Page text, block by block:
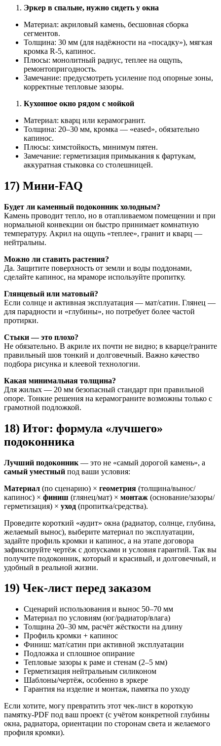
Эркер в спальне, нужно сидеть у окна
Материал: акриловый камень, бесшовная сборка
сегментов.
Толщина: 30 мм (для надёжности на «посадку»), мягкая
кромка R-5, капинос.
Плюсы: монолитный радиус, теплее на ощупь,
ремонтопригодность.
Замечание: предусмотреть усиление под опорные зоны,
корректные тепловые зазоры.
Кухонное окно рядом с мойкой
Материал: кварц или керамогранит.
Толщина: 20–30 мм, кромка — «eased», обязательно
капинос.
Плюсы: химстойкость, минимум пятен.
Замечание: герметизация примыкания к фартукам,
аккуратная стыковка со столешницей.
17) Мини-FAQ
Будет ли каменный подоконник холодным?
Камень проводит тепло, но в отапливаемом помещении и при
нормальной конвекции он быстро принимает комнатную
температуру. Акрил на ощупь «теплее», гранит и кварц —
нейтральны.
Можно ли ставить растения?
Да. Защитите поверхность от земли и воды поддонами,
сделайте капинос, на мраморе используйте пропитку.
Глянцевый или матовый?
Если солнце и активная эксплуатация — мат/сатин. Глянец —
для парадности и «глубины», но потребует более частой
протирки.
Стыки — это плохо?
Не обязательно. В акриле их почти не видно; в кварце/граните
правильный шов тонкий и долговечный. Важно качество
подбора рисунка и клеевой технологии.
Какая минимальная толщина?
Для жилых — 20 мм безопасный стандарт при правильной
опоре. Тонкие решения на керамограните возможны только с
грамотной подложкой.
18) Итог: формула «лучшего»
подоконника
Лучший подоконник — это не «самый дорогой камень», а
самый уместный под ваши условия:
Материал (по сценарию) × геометрия (толщина/вынос/
капинос) × финиш (глянец/мат) × монтаж (основание/зазоры/
герметизация) × уход (пропитка/средства).
Проведите короткий «аудит» окна (радиатор, солнце, глубина,
желаемый вынос), выберите материал по эксплуатации,
задайте профиль кромки и капинос, а на этапе договора
зафиксируйте чертёж с допусками и условия гарантий. Так вы
получите подоконник, который и красивый, и долговечный, и
удобный в реальной жизни.
19) Чек-лист перед заказом
Сценарий использования и вынос 50–70 мм
Материал по условиям (юг/радиатор/влага)
Толщина 20–30 мм, расчёт жёсткости на длину
Профиль кромки + капинос
Финиш: мат/сатин при активной эксплуатации
Подложка и сплошное опирание
Тепловые зазоры к раме и стенам (2–5 мм)
Герметизация нейтральным силиконом
Шаблоны/чертёж, особенно в эркере
Гарантия на изделие и монтаж, памятка по уходу
Если хотите, могу превратить этот чек-лист в короткую
памятку-PDF под ваш проект (с учётом конкретной глубины
окна, радиатора, ориентации по сторонам света и желаемого
профиля кромки).